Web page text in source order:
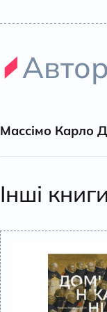
Массімо Карло
Інші